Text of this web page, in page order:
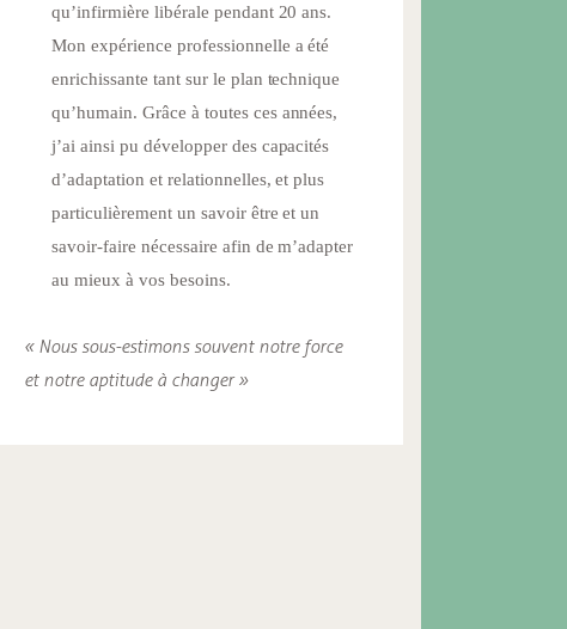
qu’infirmière libérale pendant 20 ans.
Mon expérience professionnelle a été
enrichissante tant sur le plan technique
qu’humain. Grâce à toutes ces années,
j’ai ainsi pu développer des capacités
d’adaptation et relationnelles, et plus
particulièrement un savoir être et un
savoir-faire nécessaire afin de m’adapter
au mieux à vos besoins.
« Nous sous-estimons souvent notre force
et notre aptitude à changer »